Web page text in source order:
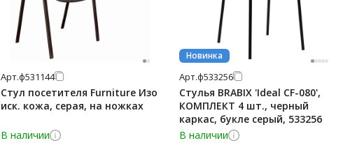
Арт.ф531144
Стул посетителя Furniture Изо
иск. кожа, серая, на ножках
В наличии
Новинка
Арт.ф533256
Стулья BRABIX 'Ideal CF-080',
КОМПЛЕКТ 4 шт., черный
каркас, букле серый, 533256
В наличии